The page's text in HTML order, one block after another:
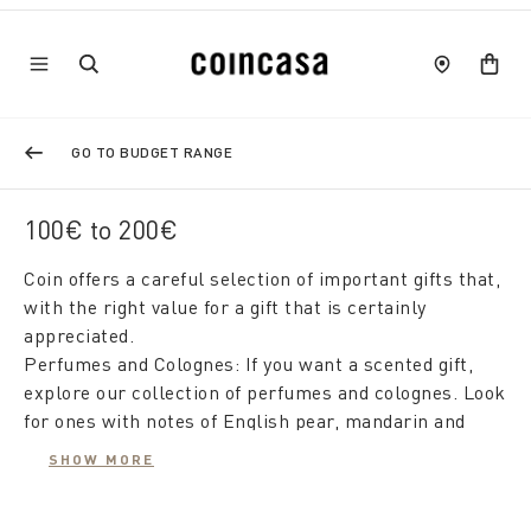
GO TO BUDGET RANGE
100€ to 200€
Coin offers a careful selection of important gifts that,
with the right value for a gift that is certainly
appreciated.
Perfumes and Colognes: If you want a scented gift,
explore our collection of perfumes and colognes. Look
for ones with notes of English pear, mandarin and
apple for those who love fruity aromas, or opt for
SHOW MORE